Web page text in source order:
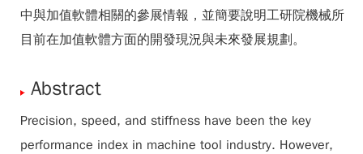
中與加值軟體相關的參展情報，並簡要說明工研院機械所
目前在加值軟體方面的開發現況與未來發展規劃。
Abstract
Precision, speed, and stiffness have been the key
performance index in machine tool industry. However,